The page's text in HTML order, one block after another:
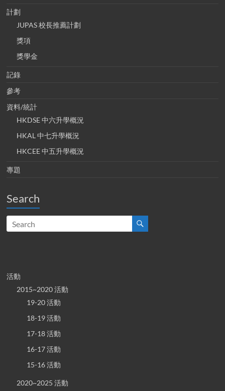
計劃
JUPAS 校長推薦計劃
獎項
獎學金
記錄
參考
資料/統計
HKDSE 中六升學概況
HKAL 中七升學概況
HKCEE 中五升學概況
專題
Search
活動
2015~2020 活動
19-20 活動
18-19 活動
17-18 活動
16-17 活動
15-16 活動
2020~2025 活動